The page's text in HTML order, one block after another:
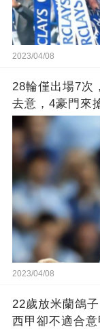
2023/04/08
28輪僅出場7次
去意，4豪門來
2023/04/08
22歲放米蘭鴿
西甲卻不適合意